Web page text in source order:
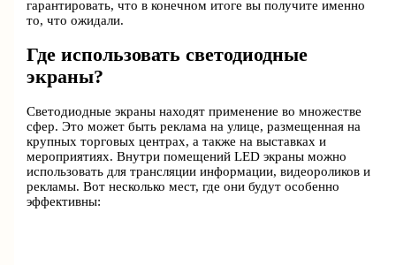
гарантировать, что в конечном итоге вы получите именно
то, что ожидали.
Где использовать светодиодные
экраны?
Светодиодные экраны находят применение во множестве
сфер. Это может быть реклама на улице, размещенная на
крупных торговых центрах, а также на выставках и
мероприятиях. Внутри помещений LED экраны можно
использовать для трансляции информации, видеороликов и
рекламы. Вот несколько мест, где они будут особенно
эффективны: